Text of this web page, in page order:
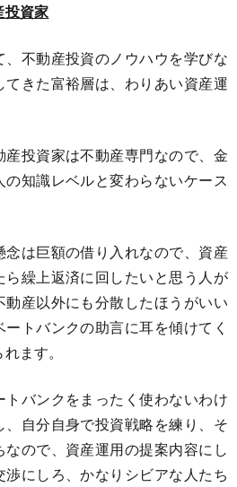
資家
不動産投資のノウハウを学びな
きた富裕層は、わりあい資産運
投資家は不動産専門なので、金
知識レベルと変わらないケース
は巨額の借り入れなので、資産
繰上返済に回したいと思う人が
産以外にも分散したほうがいい
トバンクの助言に耳を傾けてく
ます。
バンクをまったく使わないわけ
自分自身で投資戦略を練り、そ
ので、資産運用の提案内容にし
にしろ、かなりシビアな人たち